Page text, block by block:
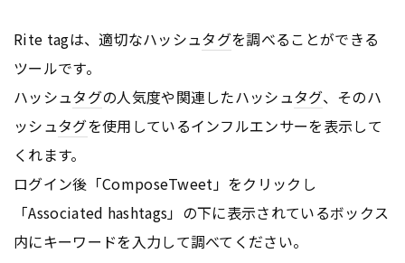
Rite tagは、適切なハッシュタグを調べることができる
ツールです。
ハッシュタグの人気度や関連したハッシュタグ、そのハ
ッシュタグを使用しているインフルエンサーを表示して
くれます。
ログイン後「ComposeTweet」をクリックし
「Associated hashtags」の下に表示されているボックス
内にキーワードを入力して調べてください。